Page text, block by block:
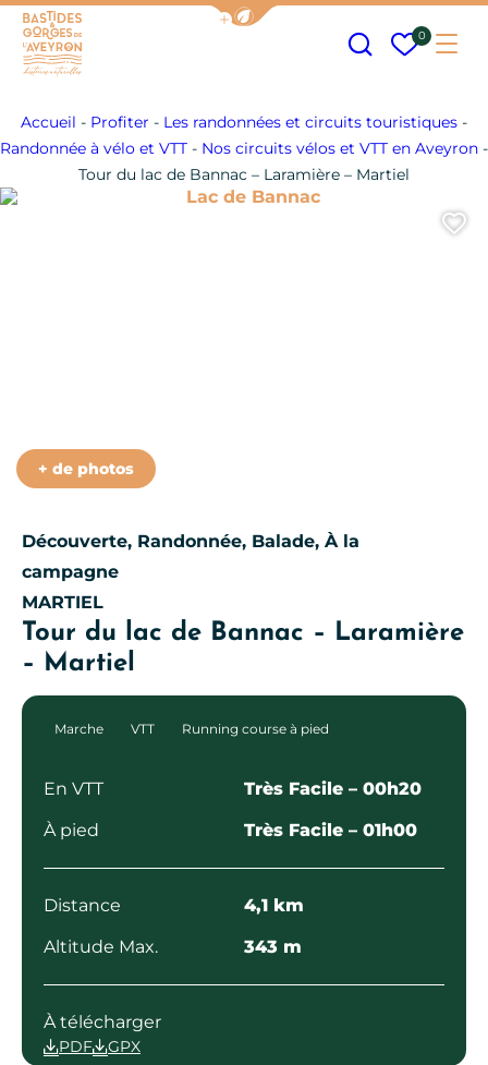
Afficher la barre de navigation
Mes
0
Accueil - Profiter - Les randonnées et circuits touristiques -
Randonnée à vélo et VTT - Nos circuits vélos et VTT en Aveyron -
Tour du lac de Bannac – Laramière – Martiel
Découverte, Randonnée, Balade, À la
campagne
MARTIEL
Tour du lac de Bannac – Laramière
– Martiel
Lac de Bannac
+ de photos
Aire de pique nique du lavoir de la Miquelie
Marche VTT Running course à pied
En VTT Très Facile – 00h20
À pied
Très Facile – 01h00
Distance
4,1 km
Altitude Max.
343 m
À télécharger
PDF GPX